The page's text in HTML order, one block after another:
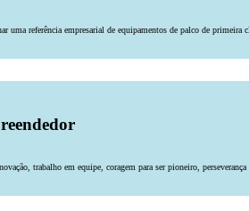
uma referência empresarial de equipamentos de palco de primeira
trabalho em equipe, coragem para ser pioneiro,